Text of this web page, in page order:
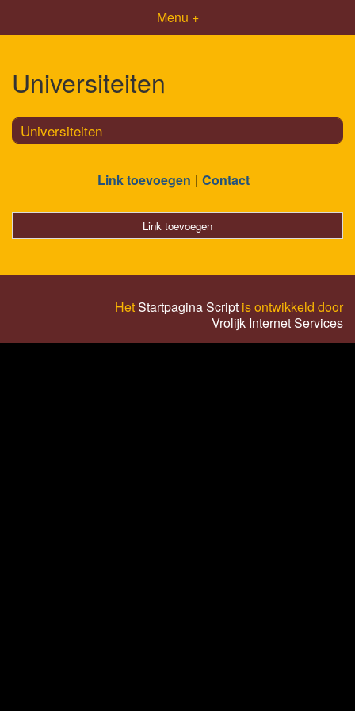
Menu +
Universiteiten
Universiteiten
Link toevoegen Contact
Link toevoegen
HetStartpagina Script is ontwikkeld door
Vrolijk Internet Services